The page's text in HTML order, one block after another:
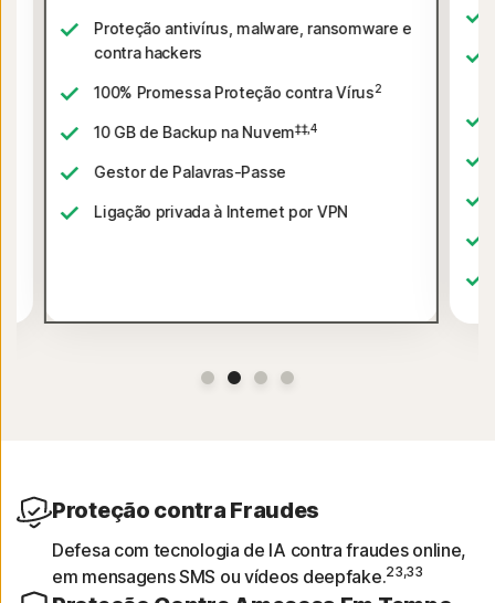
Proteção antivírus, malware, ransomware e
contra hackers
100% Promessa Proteção contra Vírus2
10 GB de Backup na Nuvem‡‡,4
Gestor de Palavras-Passe
Ligação privada à Internet por VPN
Proteção contra Fraudes
Defesa com tecnologia de IA contra fraudes online,
em mensagens SMS ou vídeos deepfake.23,33